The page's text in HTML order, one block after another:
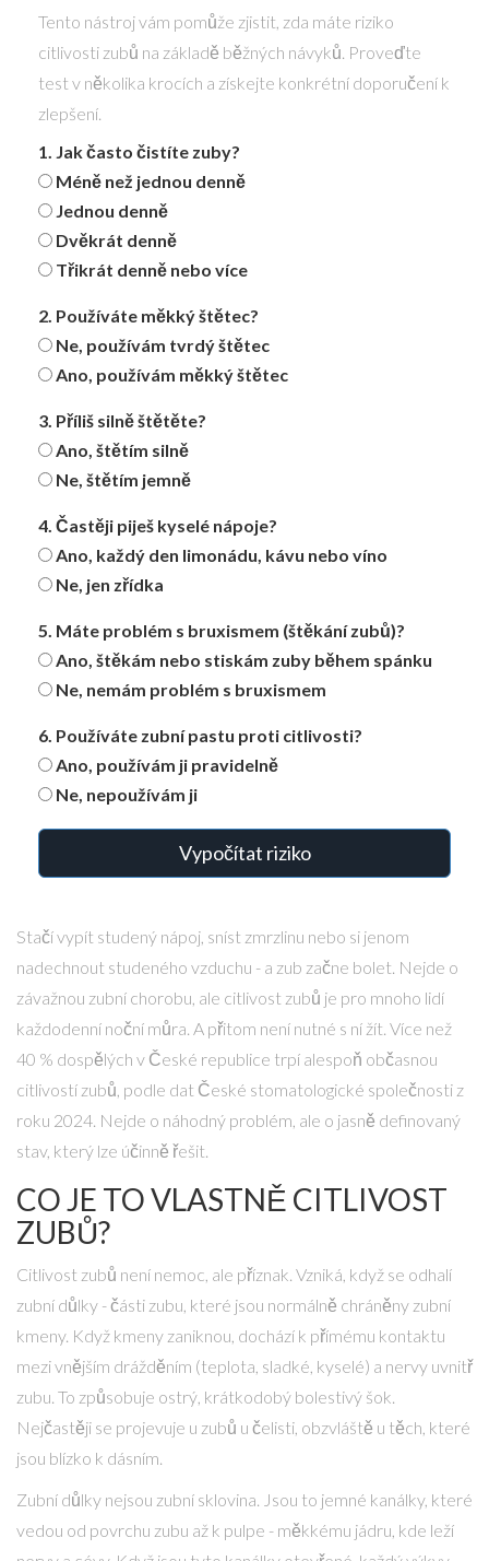
Tento nástroj vám pomůže zjistit, zda máte riziko
citlivosti zubů na základě běžných návyků. Proveďte
test v několika krocích a získejte konkrétní doporučení k
zlepšení.
1. Jak často čistíte zuby?
Méně než jednou denně
Jednou denně
Dvěkrát denně
Třikrát denně nebo více
2. Používáte měkký štětec?
Ne, používám tvrdý štětec
Ano, používám měkký štětec
3. Příliš silně štětěte?
Ano, štětím silně
Ne, štětím jemně
4. Častěji piješ kyselé nápoje?
Ano, každý den limonádu, kávu nebo víno
Ne, jen zřídka
5. Máte problém s bruxismem (štěkání zubů)?
Ano, štěkám nebo stiskám zuby během spánku
Ne, nemám problém s bruxismem
6. Používáte zubní pastu proti citlivosti?
Ano, používám ji pravidelně
Ne, nepoužívám ji
Vypočítat riziko
Stačí vypít studený nápoj, sníst zmrzlinu nebo si jenom
nadechnout studeného vzduchu - a zub začne bolet. Nejde o
závažnou zubní chorobu, ale citlivost zubů je pro mnoho lidí
každodenní noční můra. A přitom není nutné s ní žít. Více než
40 % dospělých v České republice trpí alespoň občasnou
citlivostí zubů, podle dat České stomatologické společnosti z
roku 2024. Nejde o náhodný problém, ale o jasně definovaný
stav, který lze účinně řešit.
CO JE TO VLASTNĚ CITLIVOST
ZUBŮ?
Citlivost zubů není nemoc, ale příznak. Vzniká, když se odhalí
zubní důlky - části zubu, které jsou normálně chráněny zubní
kmeny. Když kmeny zaniknou, dochází k přímému kontaktu
mezi vnějším drážděním (teplota, sladké, kyselé) a nervy uvnitř
zubu. To způsobuje ostrý, krátkodobý bolestivý šok.
Nejčastěji se projevuje u zubů u čelisti, obzvláště u těch, které
jsou blízko k dásním.
Zubní důlky nejsou zubní sklovina. Jsou to jemné kanálky, které
vedou od povrchu zubu až k pulpe - měkkému jádru, kde leží